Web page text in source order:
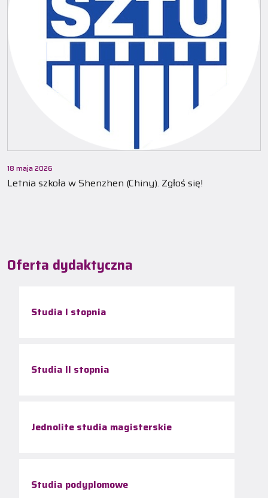
18 maja 2026
Letnia szkoła w Shenzhen (Chiny). Zgłoś się!
Oferta dydaktyczna
Studia I stopnia
Studia II stopnia
Jednolite studia magisterskie
Studia podyplomowe